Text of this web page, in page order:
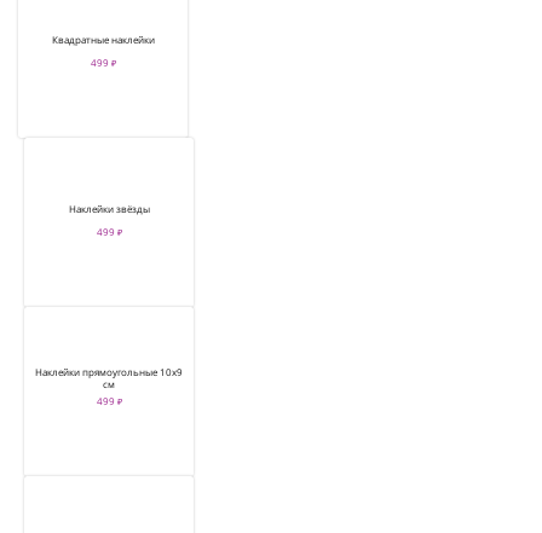
Квадратные наклейки
499 ₽
Наклейки звёзды
499 ₽
Наклейки прямоугольные 10х9
см
499 ₽